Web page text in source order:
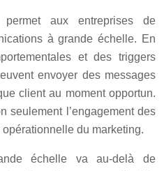
permet aux entreprises de
à grande échelle. En
et des triggers
envoyer des messages
client au moment opportun.
seulement l’engagement des
du marketing.
échelle va au-delà de